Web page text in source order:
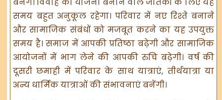
समय बहुत अनुकूल रहेगा। परिवार में नए रिश्ते बनाने
और सामाजिक संबंधों को मजबूत करने का यह उपयुक्त
समय है। समाज में आपकी प्रतिष्ठा बढ़ेगी और सामाजिक
आयोजनों में भाग लेने की आपकी रुचि बढ़ेगी। वर्ष की
दूसरी छमाही में परिवार के साथ यात्राएं, तीर्थयात्रा या
अन्य धार्मिक यात्राओं की संभावनाएं बनेंगी।